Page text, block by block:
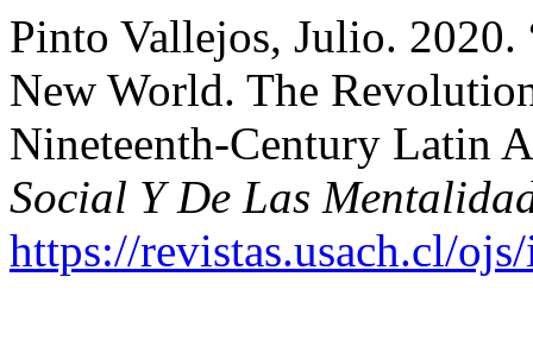
Pinto Vallejos, Julio.
New World. The
Nineteenth-Century Latin
Social Y De Las
https://revistas.usach.cl/